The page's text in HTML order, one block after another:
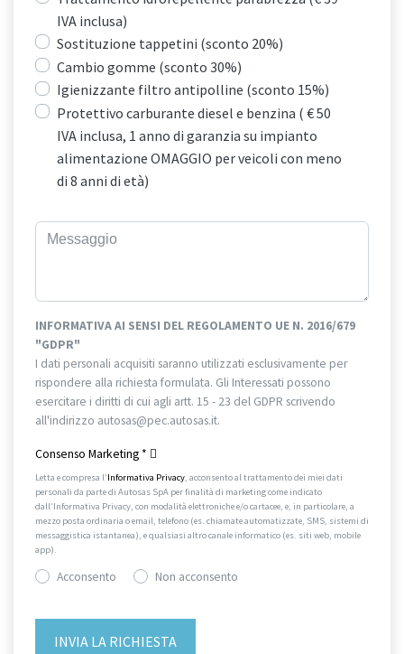
IVA inclusa)
Sostituzione tappetini (sconto 20%)
Cambio gomme (sconto 30%)
Igienizzante filtro antipolline (sconto 15%)
Protettivo carburante diesel e benzina ( € 50
IVA inclusa, 1 anno di garanzia su impianto
alimentazione OMAGGIO per veicoli con meno
di 8 anni di età)
INFORMATIVA AI SENSI DEL REGOLAMENTO UE N. 2016/679
"GDPR"
I dati personali acquisiti saranno utilizzati esclusivamente per
rispondere alla richiesta formulata. Gli Interessati possono
esercitare i diritti di cui agli artt. 15 - 23 del GDPR scrivendo
all'indirizzo autosas@pec.autosas.it.
Consenso Marketing *
Letta e compresa l’Informativa Privacy, acconsento al trattamento dei miei dati
personali da parte di Autosas SpA per finalità di marketing come indicato
dall’Informativa Privacy, con modalità elettroniche e/o cartacee, e, in particolare, a
mezzo posta ordinaria o email, telefono (es. chiamate automatizzate, SMS, sistemi di
messaggistica istantanea), e qualsiasi altro canale informatico (es. siti web, mobile
app).
Acconsento Non acconsento